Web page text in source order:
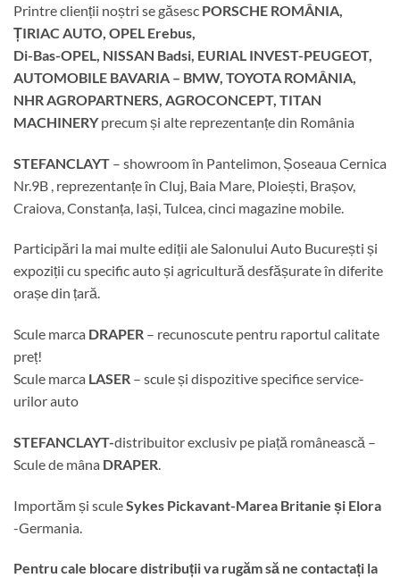
Printre clienții noștri se găsesc PORSCHE ROMÂNIA,
ȚIRIAC AUTO, OPEL Erebus,
Di-Bas-OPEL, NISSAN Badsi, EURIAL INVEST-PEUGEOT,
AUTOMOBILE BAVARIA – BMW, TOYOTA ROMÂNIA,
NHR AGROPARTNERS, AGROCONCEPT, TITAN
MACHINERYprecum și alte reprezentanțe din România
STEFANCLAYT – showroom în Pantelimon, Șoseaua Cernica
Nr.9B , reprezentanțe în Cluj, Baia Mare, Ploiești, Brașov,
Craiova, Constanța, Iași, Tulcea, cinci magazine mobile.
Participări la mai multe ediții ale Salonului Auto București și
expoziții cu specific auto și agricultură desfășurate în diferite
orașe din țară.
Scule marca DRAPER – recunoscute pentru raportul calitate
preț!
Scule marca LASER – scule și dispozitive specifice service-
urilor auto
STEFANCLAYT-distribuitor exclusiv pe piață românească –
Scule de mâna DRAPER.
Importăm și sculeSykes Pickavant-Marea Britanie și Elora
-Germania.
Pentru cale blocare distribuții va rugăm să ne contactați la